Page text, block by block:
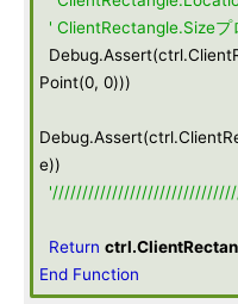
' ClientRectangle.Sizeプ
Point(0, 0)))
e))
Return ctrl
End Function